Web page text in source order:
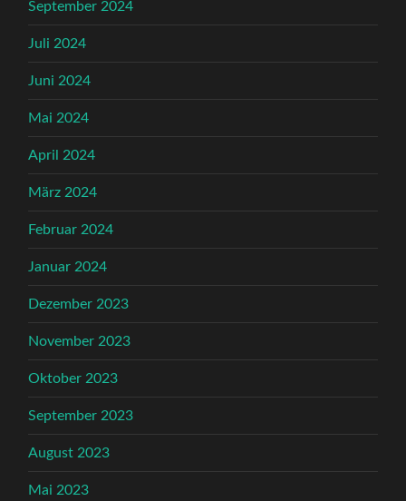
September 2024
Juli 2024
Juni 2024
Mai 2024
April 2024
März 2024
Februar 2024
Januar 2024
Dezember 2023
November 2023
Oktober 2023
September 2023
August 2023
Mai 2023